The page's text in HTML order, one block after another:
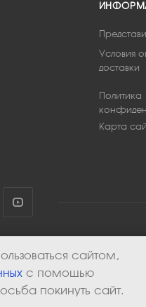
Условия
доставки
Политика
Карта
сайтом,
с помощью
покинуть сайт.